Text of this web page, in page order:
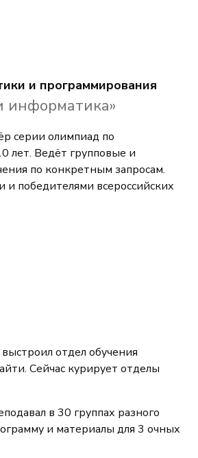
и программирования
информатика»
серии олимпиад по
лет. Ведёт групповые и
по конкретным запросам.
победителями всероссийских
отдел обучения
Сейчас курирует отделы
в 30 группах разного
и материалы для 3 очных